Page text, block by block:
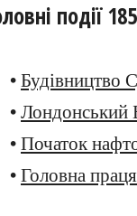
події
•Будівництво
•Лондонський
•Початок
•Головна